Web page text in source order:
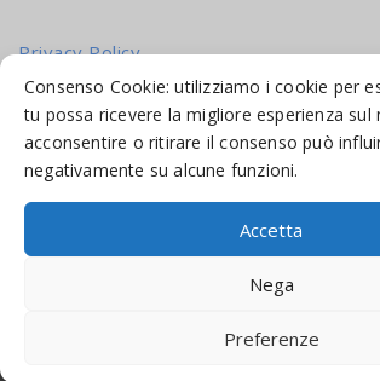
Consenso Cookie: utilizziamo i cookie per
tu possa ricevere la migliore esperienza
acconsentire o ritirare il consenso può
negativamente su alcune funzioni.
Accetta
Nega
Preferenze
Privacy Policy
Cookie Policy
MADE WEB